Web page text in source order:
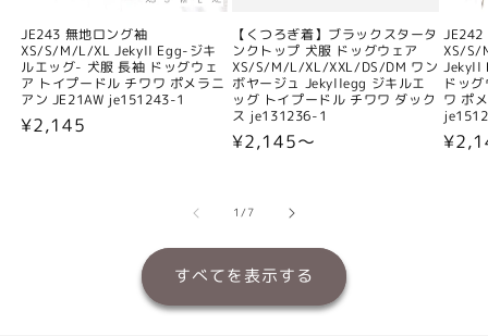
JE243 無地ロング袖
XS/S/M/L/XL Jekyll Egg-ジキ
ルエッグ- 犬服 長袖 ドッグウェ
ア トイプードル チワワ ポメラニ
アン JE21AW je151243-1
通
¥2,145
【くつろぎ着】ブラックスタータ
ンクトップ 犬服 ドッグウェア
XS/S/M/L/XL/XXL/DS/DM ワン
ボヤージュ Jekyllegg ジキルエ
ッグ トイプードル チワワ ダック
ス je131236-1
通
格
¥2,145〜
JE242
XS/S/
Jekyll
ドッ
ワ ポ
通
1/の
7
すべてを表示する